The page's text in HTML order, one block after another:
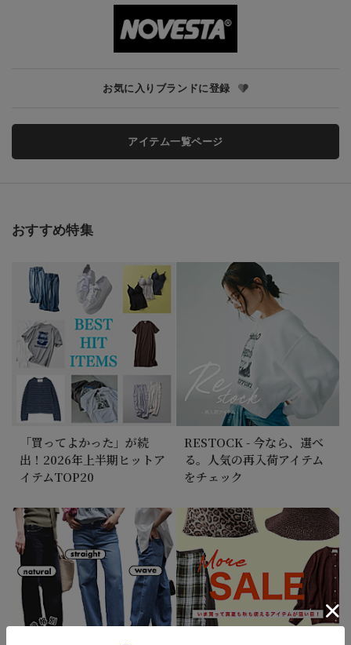
お気に入りブランドに登録
アイテム一覧ページ
おすすめ特集
「買ってよかった」が続
出！2026年上半期ヒットア
イテムTOP20
RESTOCK - 今なら、選べ
る。人気の再入荷アイテム
をチェック